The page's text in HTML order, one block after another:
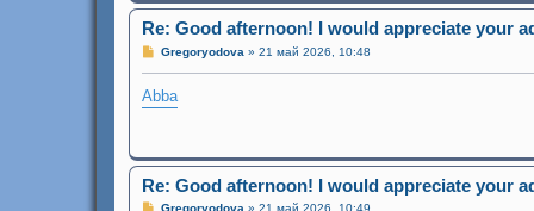
е
Re: Good afternoon! I would appreciate your
С
б
щ
е
Gregoryodova » 21 май 2026, 10:48
Abba
Re: Good afternoon! I would appreciate your
СGregoryodova » 21 май 2026, 10:49